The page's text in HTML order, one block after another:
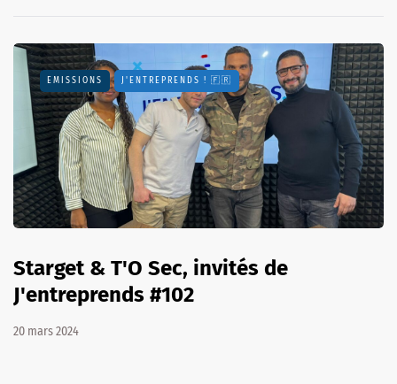
EMISSIONS J'ENTREPRENDS ! 🇫🇷
Starget & T'O Sec, invités de
J'entreprends #102
20 mars 2024